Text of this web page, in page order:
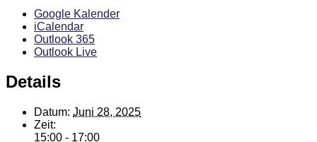
Google Kalender
iCalendar
Outlook 365
Outlook Live
Details
Datum: Juni 28, 2025
Zeit:
15:00 - 17:00